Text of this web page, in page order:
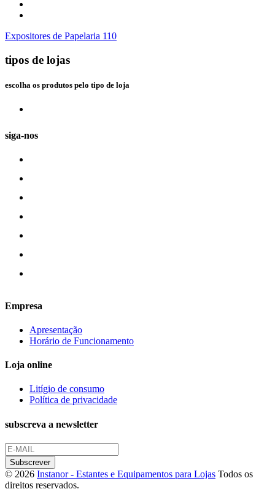
Expositores de Papelaria 110
tipos de lojas
escolha os produtos pelo tipo de loja
siga-nos
Empresa
Apresentação
Horário de Funcionamento
Loja online
Litígio de consumo
Política de privacidade
subscreva a newsletter
© 2026 Instanor - Estantes e Equipamentos para Lojas Todos os
direitos reservados.